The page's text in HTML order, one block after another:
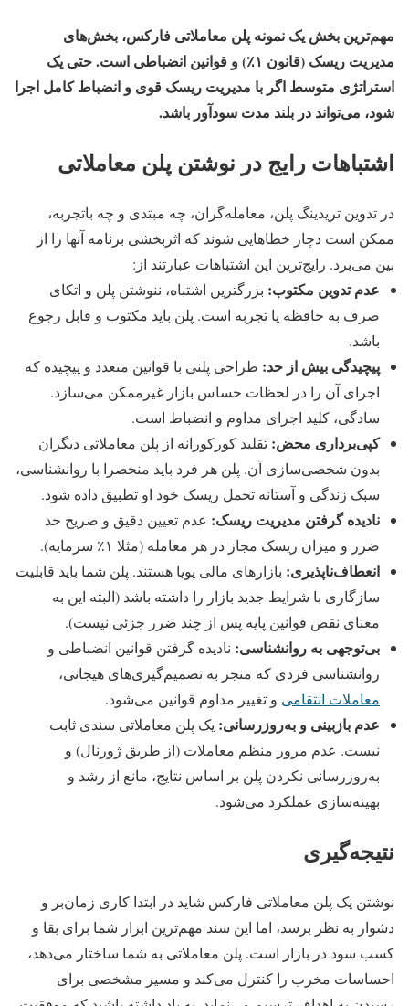
مهم‌ترین بخش یک نمونه پلن معاملاتی فارکس، بخش‌های
مدیریت ریسک (قانون ۱٪) و قوانین انضباطی است. حتی یک
استراتژی متوسط اگر با مدیریت ریسک قوی و انضباط کامل اجرا
شود، می‌تواند در بلند مدت سودآور باشد.
اشتباهات رایج در نوشتن پلن معاملاتی
در تدوین تریدینگ پلن، معامله‌گران، چه مبتدی و چه باتجربه،
ممکن است دچار خطاهایی شوند که اثربخشی برنامه آنها را از
بین می‌برد. رایج‌ترین این اشتباهات عبارتند از:
عدم تدوین مکتوب: بزرگترین اشتباه، ننوشتن پلن و اتکای
صرف به حافظه یا تجربه است. پلن باید مکتوب و قابل رجوع
باشد.
پیچیدگی بیش‌ از حد: طراحی پلنی با قوانین متعدد و پیچیده که
اجرای آن را در لحظات حساس بازار غیرممکن می‌سازد.
سادگی، کلید اجرای مداوم و انضباط است.
کپی‌برداری محض: تقلید کورکورانه از پلن معاملاتی دیگران
بدون شخصی‌سازی آن. پلن هر فرد باید منحصرا با روانشناسی،
سبک زندگی و آستانه تحمل ریسک خود او تطبیق داده شود.
نادیده گرفتن مدیریت ریسک: عدم تعیین دقیق و صریح حد
ضرر و میزان ریسک مجاز در هر معامله (مثلا ۱٪ سرمایه).
انعطاف‌ناپذیری: بازارهای مالی پویا هستند. پلن شما باید قابلیت
سازگاری با شرایط جدید بازار را داشته باشد (البته این به
معنای نقض قوانین پایه پس از چند ضرر جزئی نیست).
بی‌توجهی به روانشناسی: نادیده گرفتن قوانین انضباطی و
روانشناسی فردی که منجر به تصمیم‌گیری‌های هیجانی،
معاملات انتقامی و تغییر مداوم قوانین می‌شود.
عدم بازبینی و به‌روزرسانی: یک پلن معاملاتی سندی ثابت
نیست. عدم مرور منظم معاملات (از طریق ژورنال) و
به‌روزرسانی نکردن پلن بر اساس نتایج، مانع از رشد و
بهینه‌سازی عملکرد می‌شود.
نتیجه‌گیری
نوشتن یک پلن معاملاتی فارکس شاید در ابتدا کاری زمان‌بر و
دشوار به نظر برسد، اما این سند مهم‌ترین ابزار شما برای بقا و
کسب سود در بازار است. پلن معاملاتی به شما ساختار می‌دهد،
احساسات مخرب را کنترل می‌کند و مسیر مشخصی برای